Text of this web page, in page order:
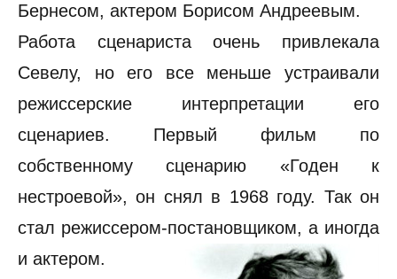
Бернесом, актером Борисом Андреевым.
Работа сценариста очень привлекала
Севелу, но его все меньше устраивали
режиссерские интерпретации его
сценариев. Первый фильм по
собственному сценарию «Годен к
нестроевой», он снял в 1968 году. Так он
стал режиссером-постановщиком, а иногда
и актером.